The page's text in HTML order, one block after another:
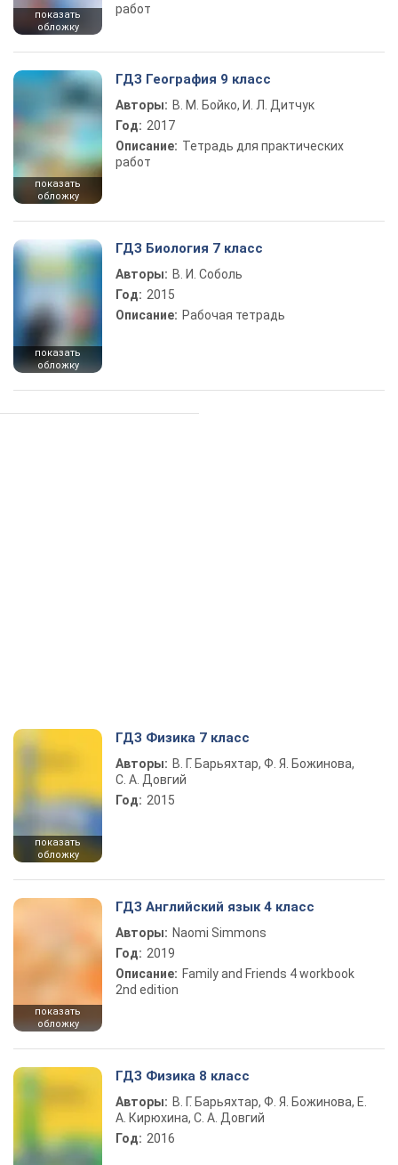
показать
обложку
работ
показать
обложку
ГДЗ География 9 класс
Авторы: В. М. Бойко, И. Л. Дитчук
Год: 2017
Описание: Тетрадь для практических
работ
показать
обложку
ГДЗ Биология 7 класс
Авторы: В. И. Соболь
Год: 2015
Описание: Рабочая тетрадь
показать
обложку
ГДЗ Физика 7 класс
Авторы: В. Г. Барьяхтар, Ф. Я. Божинова,
С. А. Довгий
Год: 2015
показать
обложку
ГДЗ Английский язык 4 класс
Авторы: Naomi Simmons
Год: 2019
Описание: Family and Friends 4 workbook
2nd edition
ГДЗ Физика 8 класс
Авторы: В. Г. Барьяхтар, Ф. Я. Божинова, Е.
А. Кирюхина, С. А. Довгий
Год: 2016